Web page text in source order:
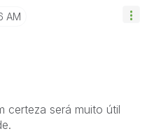
AM
certeza será muito útil